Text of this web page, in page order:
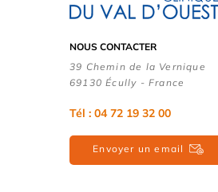
NOUS CONTACTER
39 Chemin de la Vernique
69130 Écully - France
Tél : 04 72 19 32 00
Envoyer un email